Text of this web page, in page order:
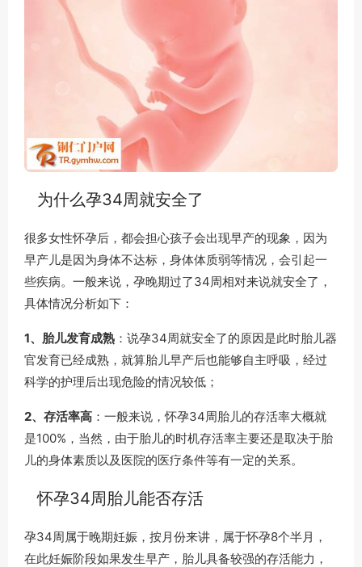
为什么孕34周就安全了
很多女性怀孕后，都会担心孩子会出现早产的现象，因为
早产儿是因为身体不达标，身体体质弱等情况，会引起一
些疾病。一般来说，孕晚期过了34周相对来说就安全了，
具体情况分析如下：
1、胎儿发育成熟 ：说孕34周就安全了的原因是此时胎儿器
官发育已经成熟，就算胎儿早产后也能够自主呼吸，经过
科学的护理后出现危险的情况较低；
2、存活率高 ：一般来说，怀孕34周胎儿的存活率大概就
是100%，当然，由于胎儿的时机存活率主要还是取决于胎
儿的身体素质以及医院的医疗条件等有一定的关系。
怀孕34周胎儿能否存活
孕34周属于晚期妊娠，按月份来讲，属于怀孕8个半月，
在此妊娠阶段如果发生早产，胎儿具备较强的存活能力，